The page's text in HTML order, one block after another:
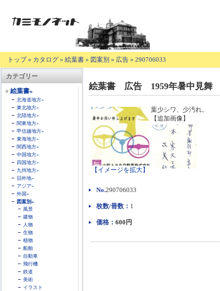
トップ» カタログ » 絵葉書 » 図案別 » 広告 » 290706033
カテゴリー
絵葉書»
北海道地方»
東北地方»
北陸地方»
関東地方»
甲信越地方»
東海地方»
関西地方»
中国地方»
四国地方»
九州地方»
旧外地»
アジア»
外国»
図案別»
風景
建物
人物
生物
植物
船舶
自動車
飛行機
鉄道
美術
イラスト
品
の
明】
絵葉書 広告 1959年暑中見舞
【イメージを拡大】
葉少シワ、少汚れ。
【追加画像】
No.290706033
枚数/冊数： 1
価格：600円